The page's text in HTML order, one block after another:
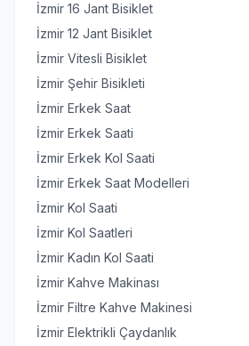
İzmir 16 Jant Bisiklet
İzmir 12 Jant Bisiklet
İzmir Vitesli Bisiklet
İzmir Şehir Bisikleti
İzmir Erkek Saat
İzmir Erkek Saati
İzmir Erkek Kol Saati
İzmir Erkek Saat Modelleri
İzmir Kol Saati
İzmir Kol Saatleri
İzmir Kadın Kol Saati
İzmir Kahve Makinası
İzmir Filtre Kahve Makinesi
İzmir Elektrikli Çaydanlık